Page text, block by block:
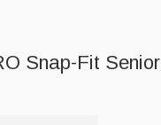
Snap-Fit Senior